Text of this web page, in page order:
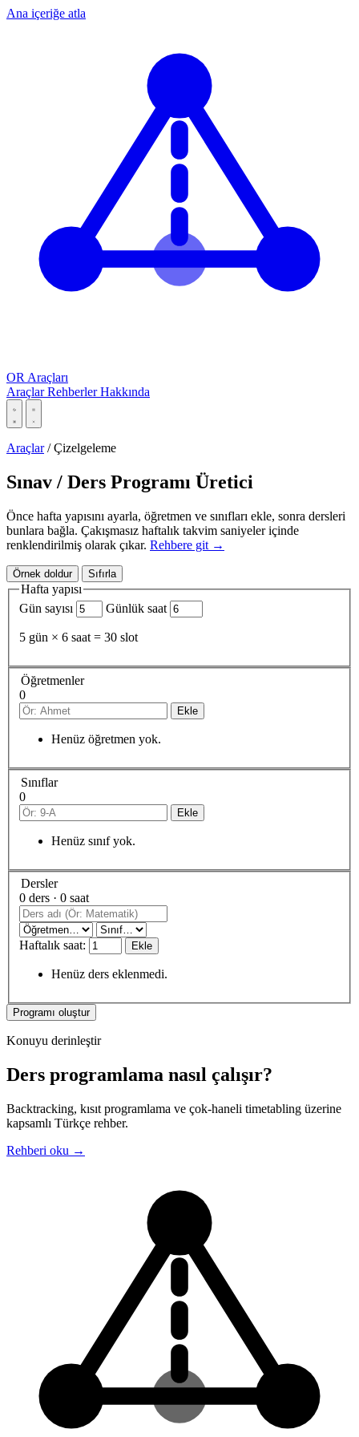
Ana içeriğe atla
OR Araçları
AraçlarRehberlerHakkında
Araçlar /Çizelgeleme
Sınav / Ders Programı Üretici
Önce hafta yapısını ayarla, öğretmen ve sınıfları ekle, sonra dersleri
bunlara bağla. Çakışmasız haftalık takvim saniyeler içinde
renklendirilmiş olarak çıkar. Rehbere git →
Örnek doldur Sıfırla
Hafta yapısı
Gün sayısı
Günlük saat
5 gün × 6 saat = 30 slot
Öğretmenler
0
Ekle
Henüz öğretmen yok.
Sınıflar
0
Ekle
Henüz sınıf yok.
Dersler
0 ders · 0 saat
Haftalık saat: Ekle
Henüz ders eklenmedi.
Programı oluştur
Konuyu derinleştir
Ders programlama nasıl çalışır?
Backtracking, kısıt programlama ve çok-haneli timetabling üzerine
kapsamlı Türkçe rehber.
Rehberi oku →